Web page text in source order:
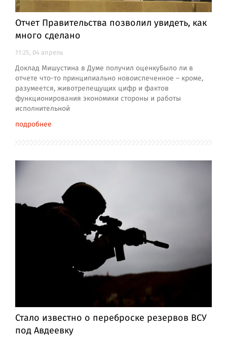
Отчет Правительства позволил увидеть, как
много сделано
11:25, 04 апрель
Доклад Мишустина в Думе получил оценкуБыло ли в
отчете что-то принципиально новоиспеченное – кроме,
разумеется, животрепещущих цифр и фактов
функционирования экономики стороны и работы
исполнительной
подробнее
Стало известно о переброске резервов ВСУ
под Авдеевку